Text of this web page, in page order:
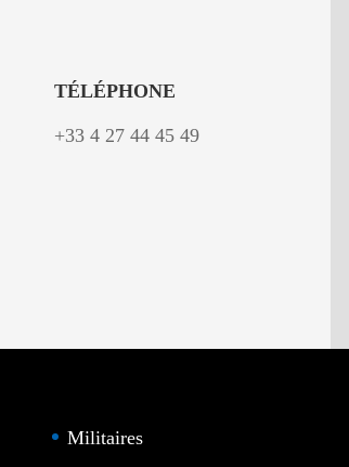
TÉLÉPHONE
+334 27 44 45 49
Militaires